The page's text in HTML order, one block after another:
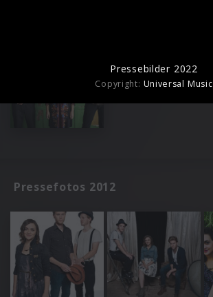
Pressefotos 2012
Pressebilder 2022
Copyright: Universal Music